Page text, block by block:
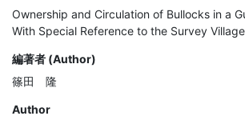
Ownership and Circulation of Bullocks in a
With Special Reference to the Survey Village
編著者 (Author)
篠田 隆
Author